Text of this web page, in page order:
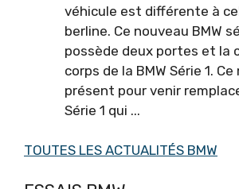
véhicule est différente à
berline. Ce nouveau BMW
possède deux portes et la
corps de la BMW Série 1.
présent pour venir
Série 1 qui ...
TOUTES LES ACTUALITÉS BMW